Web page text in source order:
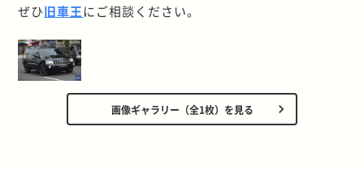
ぜひ旧車王にご相談ください。
画像ギャラリー（全1枚）を見る